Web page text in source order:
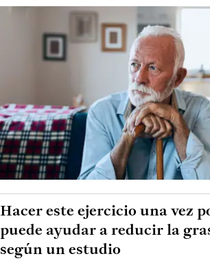
Hacer este ejercicio una vez
puede ayudar a reducir la
según un estudio